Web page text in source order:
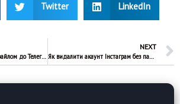
Twitter LinkedIn
Як відправити відео файлом до Телеграм
NEXT
Як видалити акаунт Інстаграм без пароля і доступу